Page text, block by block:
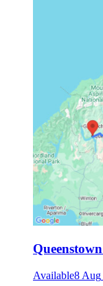
Queenstown
Available8 Aug